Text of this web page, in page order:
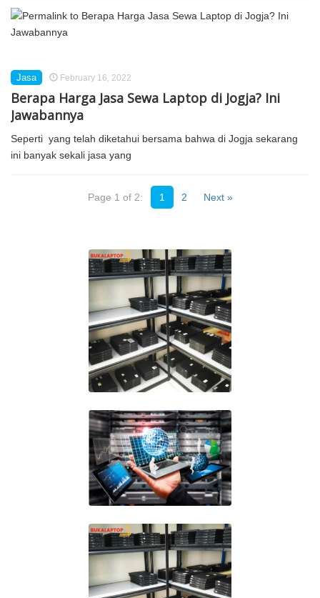
Jasa February 16, 2022
Berapa Harga Jasa Sewa Laptop di Jogja? Ini
Jawabannya
Seperti yang telah diketahui bersama bahwa di Jogja sekarang
ini banyak sekali jasa yang
Page 1 of 2: 1 2 Next »